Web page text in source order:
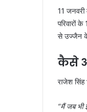
11
परिवारों
से उज्जैन के
कैसे
राजेश सिंह
“मैं जब भी